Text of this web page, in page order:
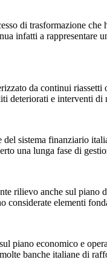
di trasformazione che
infatti a
da continui
deteriorati e interventi
del sistema finanziario
una lunga fase di
rilievo anche sul piano
considerate elementi
piano economico e
banche italiane di